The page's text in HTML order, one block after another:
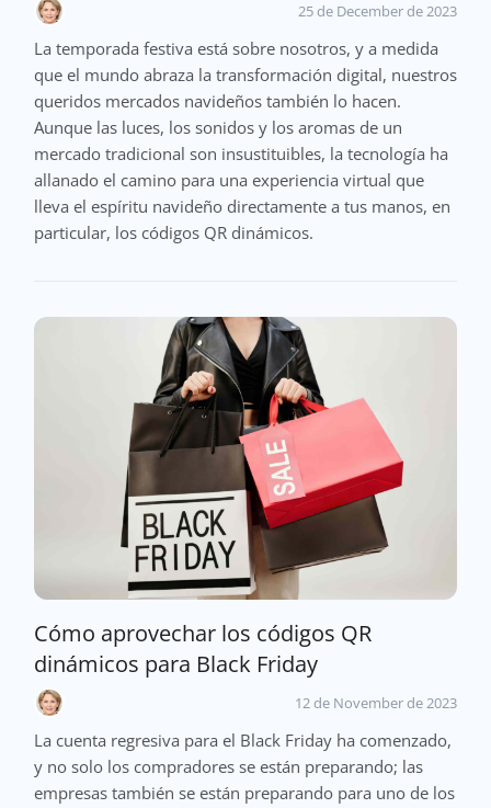
25 de December de 2023
La temporada festiva está sobre nosotros, y a medida
que el mundo abraza la transformación digital, nuestros
queridos mercados navideños también lo hacen.
Aunque las luces, los sonidos y los aromas de un
mercado tradicional son insustituibles, la tecnología ha
allanado el camino para una experiencia virtual que
lleva el espíritu navideño directamente a tus manos, en
particular, los códigos QR dinámicos.
Cómo aprovechar los códigos QR
dinámicos para Black Friday
12 de November de 2023
La cuenta regresiva para el Black Friday ha comenzado,
y no solo los compradores se están preparando; las
empresas también se están preparando para uno de los